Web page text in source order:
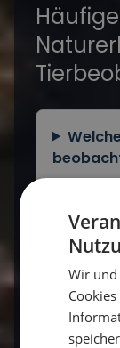
Wo
Delfine?
Ist
reisen?
Wir